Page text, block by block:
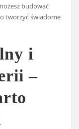
budować
tworzyć świadome
i
–